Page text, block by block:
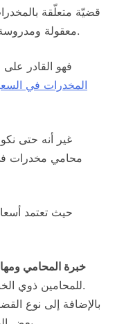
قضيّة متعلّقة
معقولة ومدروسة وتناسب مستوى الدخل في المملكة.
فهو القادر
المخدرات في
غير أنه حتى
محامي مخدرات
حيث تعتمد
خبرة المحامي
للمحامين ذوي الخبرة العالية طلب أتعاب أعلى.
بالإضافة إلى نوع